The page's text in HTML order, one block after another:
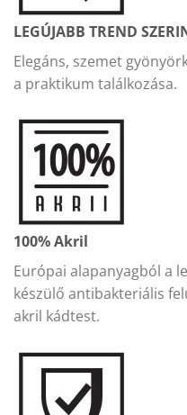
LEGÚJABB TREND
Elegáns, szemet
a praktikum találkozása.
100% Akril
Európai alapanyagból a
készülő antibakteriális
akril kádtest.